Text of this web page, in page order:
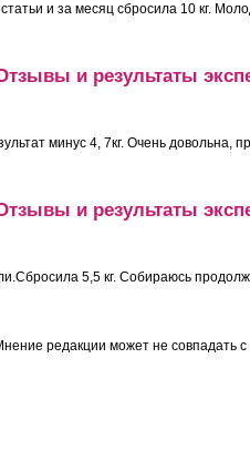
и за месяц сбросила 10 кг.
и результаты
минус 4, 7кг. Очень довольна,
и результаты
5,5 кг. Собираюсь
редакции может не совпадать